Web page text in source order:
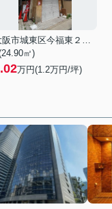
大阪市城東区今福東２丁目
㎡)
万円(1.2万円/坪)